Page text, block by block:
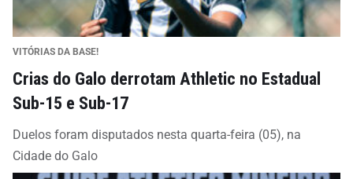
VITÓRIAS DA BASE!
Crias do Galo derrotam Athletic no Estadual
Sub-15 e Sub-17
Duelos foram disputados nesta quarta-feira (05), na
Cidade do Galo